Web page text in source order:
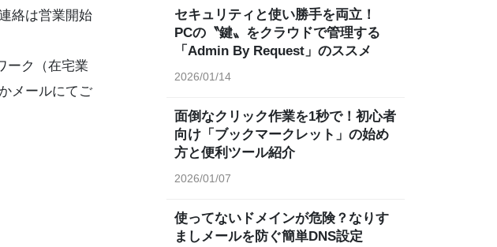
絡は営業開始
ーク（在宅業
メールにてご
セキュリティと使い勝手を両立！
PCの〝鍵〟をクラウドで管理する
「Admin By Request」のススメ
2026/01/14
面倒なクリック作業を1秒で！初心者
向け「ブックマークレット」の始め
方と便利ツール紹介
2026/01/07
使ってないドメインが危険？なりす
ましメールを防ぐ簡単DNS設定